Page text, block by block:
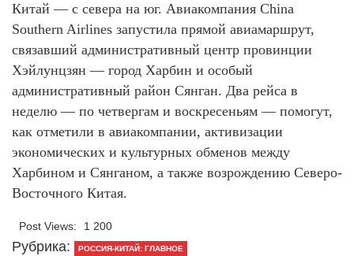
Китай — с севера на юг. Авиакомпания China
Southern Airlines запустила прямой авиамаршрут,
связавший административный центр провинции
Хэйлунцзян — город Харбин и особый
административный район Сянган. Два рейса в
неделю — по четвергам и воскресеньям — помогут,
как отметили в авиакомпании, активизации
экономических и культурных обменов между
Харбином и Сянганом, а также возрождению Северо-
Восточного Китая.
Post Views: 1 200
Рубрика: РОССИЯ-КИТАЙ: ГЛАВНОЕ